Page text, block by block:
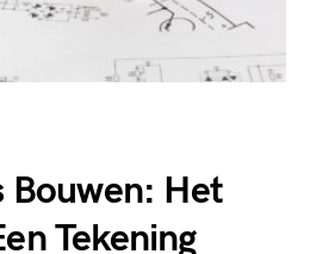
Bouwen: Het
Tekening